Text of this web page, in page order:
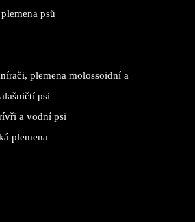
psů
plemena molossoidní a
psi
a vodní psi
plemena